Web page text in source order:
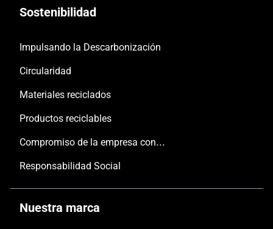
Sostenibilidad
Impulsando la Descarbonización
Circularidad
Materiales reciclados
Productos reciclables
Compromiso de la empresa con las personas y el planeta
Responsabilidad Social
Nuestra marca